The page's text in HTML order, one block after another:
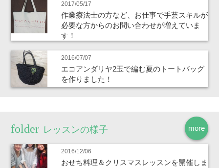
2017/05/17
作業療法士の方など、お仕事で手芸スキルが
必要な方からのお問い合わせが増えていま
す！
2016/07/07
エコアンダリヤ2玉で編む夏のトートバッグ
を作りました！
more
レッスンの様子
2016/12/06
おせち料理＆クリスマスレッスンを開催しま